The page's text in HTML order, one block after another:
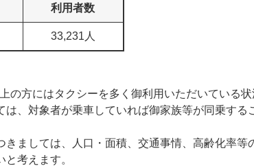
利用者数
33,231人
の方にはタクシーを多く御利用いただいている状
、対象者が乗車していれば御家族等が同乗する
ましては、人口・面積、交通事情、高齢化率等
考えます。​